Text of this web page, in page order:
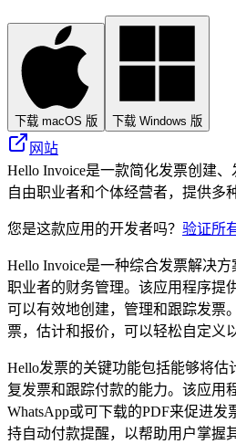
下载 macOS 版 下载 Windows 版
网站
Hello Invoice是一款简化发票创建
自由职业者和个体经营者，提供多
您是这款应用的开发者吗？ 验证所
Hello Invoice是一种综合发票解决
职业者的财务管理。该应用程序提
可以有效地创建，管理和跟踪发票
票，估计和报价，可以轻松自定义
Hello发票的关键功能包括能够将估
复发票和跟踪付款的能力。该应用
WhatsApp或可下载的PDF来促进
持自动付款提醒，以帮助用户掌握